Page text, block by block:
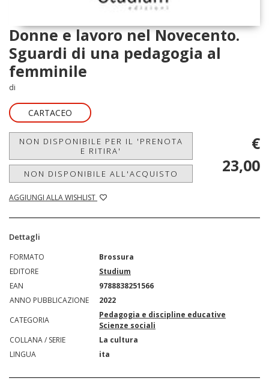
Donne e lavoro nel Novecento.
Sguardi di una pedagogia al
femminile
di
CARTACEO
NON DISPONIBILE PER IL 'PRENOTA
E RITIRA'
NON DISPONIBILE ALL'ACQUISTO
AGGIUNGI ALLA WISHLIST
€
23,00
Dettagli
FORMATO
Brossura
EDITORE
Studium
EAN
9788838251566
ANNO PUBBLICAZIONE
2022
CATEGORIA
Pedagogia e discipline educative
Scienze sociali
COLLANA / SERIE
La cultura
LINGUA
ita